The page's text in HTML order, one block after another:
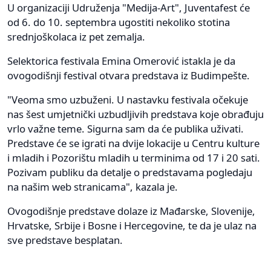
U organizaciji Udruženja "Medija-Art", Juventafest će
od 6. do 10. septembra ugostiti nekoliko stotina
srednjoškolaca iz pet zemalja.
Selektorica festivala Emina Omerović istakla je da
ovogodišnji festival otvara predstava iz Budimpešte.
"Veoma smo uzbuženi. U nastavku festivala očekuje
nas šest umjetnički uzbudljivih predstava koje obrađuju
vrlo važne teme. Sigurna sam da će publika uživati.
Predstave će se igrati na dvije lokacije u Centru kulture
i mladih i Pozorištu mladih u terminima od 17 i 20 sati.
Pozivam publiku da detalje o predstavama pogledaju
na našim web stranicama", kazala je.
Ovogodišnje predstave dolaze iz Mađarske, Slovenije,
Hrvatske, Srbije i Bosne i Hercegovine, te da je ulaz na
sve predstave besplatan.